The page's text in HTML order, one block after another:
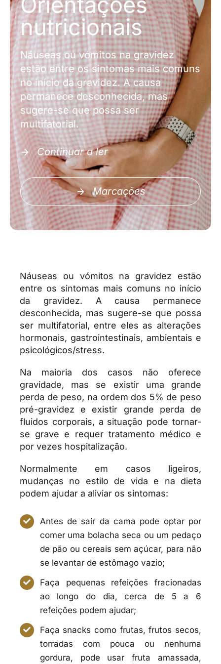
nutricionais
Náuseas ou vómitos na gravidez
estão entre os sintomas mais comuns
no início da gravidez. A causa
permanece desconhecida, mas
sugere-se que possa ser
multifatorial.
Continuar a ler
Marcações
Náuseas ou vómitos na gravidez estão
entre os sintomas mais comuns no início
da gravidez. A causa permanece
desconhecida, mas sugere-se que possa
ser multifatorial, entre eles as alterações
hormonais, gastrointestinais, ambientais e
psicológicos/stress.
Na maioria dos casos não oferece
gravidade, mas se existir uma grande
perda de peso, na ordem dos 5% de peso
pré-gravidez e existir grande perda de
fluidos corporais, a situação pode tornar-
se grave e requer tratamento médico e
por vezes hospitalização.
Normalmente em casos ligeiros,
mudanças no estilo de vida e na dieta
podem ajudar a aliviar os sintomas:
Antes de sair da cama pode optar por
comer uma bolacha seca ou um pedaço
de pão ou cereais sem açúcar, para não
se levantar de estômago vazio;
Faça pequenas refeições fracionadas
ao longo do dia, cerca de 5 a 6
refeições podem ajudar;
Faça snacks como frutas, frutos secos,
torradas com pouca ou nenhuma
gordura, pode usar fruta amassada,